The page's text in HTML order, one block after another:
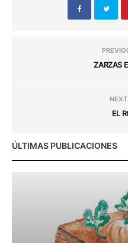
ZARZAS
EL
ÚLTIMAS PUBLICACIONES